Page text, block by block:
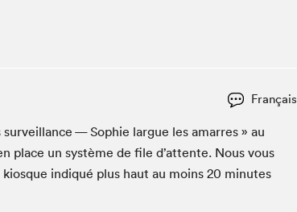
Le Salon dans ta classe
Liseur Public
Matinées scolaires Hydro-Québec
Français
— Sophie largue les amar­res » au
place un sys­tème de file d’at­tente. Nous vous
indiqué plus haut au moins 20 min­utes